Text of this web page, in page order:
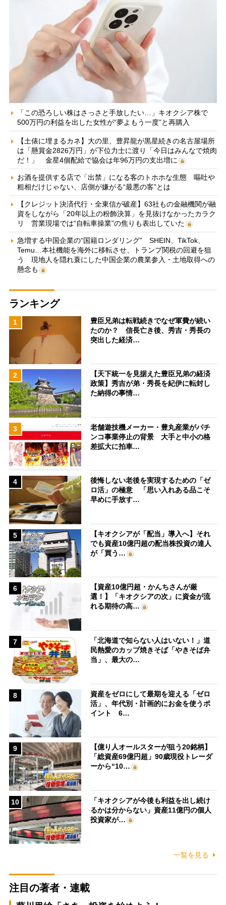
「この恐ろしい株はさっさと手放したい…」キオクシア株で
500万円の利益を出した女性が“夢よもう一度”と再購入
【土俵に埋まるカネ】大の里、豊昇龍が黒星続きの名古屋場所
は「懸賞金2826万円」が下位力士に渡り「今日はみんなで焼肉
だ！」 金星4個配給で協会は年96万円の支出増に
お酒を提供する店で「出禁」になる客のトホホな生態 嘔吐や
粗相だけじゃない、店側が嫌がる“最悪の客”とは
【クレジット決済代行・全東信が破産】63社もの金融機関が融
資をしながら「20年以上の粉飾決算」を見抜けなかったカラク
リ 営業現場では“自転車操業”の焦りも表出していた
急増する中国企業の“国籍ロンダリング” SHEIN、TikTok、
Temu…本社機能を海外に移転させ、トランプ関税の回避を狙
う 現地人を隠れ蓑にした中国企業の農業参入・土地取得への
懸念も
ランキング
1
豊臣兄弟は転戦続きでなぜ軍費が続い
たのか？ 信長亡き後、秀吉・秀長の
突出した経済…
2
【天下統一を見据えた豊臣兄弟の経済
政策】秀吉が弟・秀長を紀伊に転封し
た納得の事情…
3
老舗遊技機メーカー・豊丸産業がパチ
ンコ事業停止の背景 大手と中小の格
差拡大に拍車…
4
後悔しない老後を実現するための「ゼ
ロ活」の極意 「思い入れある品こそ
早めに手放す…
5
【キオクシアが「配当」導入へ】それ
でも資産10億円超の配当株投資の達人
が「買う…
6
【資産10億円超・かんちさんが厳
選！】「キオクシアの次」に資金が流
れる期待の高…
7
「北海道で知らない人はいない！」道
民熱愛のカップ焼きそば「やきそば弁
当」、最大の…
8
資産をゼロにして最期を迎える「ゼロ
活」、年代別・計画的にお金を使うポ
イント 6…
9
【億り人オールスターが狙う20銘柄】
「総資産69億円超」90歳現役トレーダ
ーから“10…
10
「キオクシアが今後も利益を出し続け
るかは分からない」資産11億円の個人
投資家が…
一覧を見る
注目の著者・連載